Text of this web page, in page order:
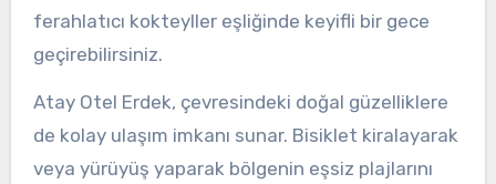
ferahlatıcı kokteyller eşliğinde keyifli bir gece
geçirebilirsiniz.
Atay Otel Erdek, çevresindeki doğal güzelliklere
de kolay ulaşım imkanı sunar. Bisiklet kiralayarak
veya yürüyüş yaparak bölgenin eşsiz plajlarını